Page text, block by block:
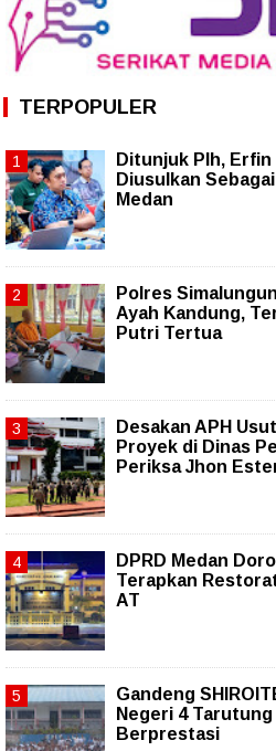
TERPOPULER
Ditunjuk Plh,
Diusulkan
Medan
Polres
Ayah Kandung,
Putri Tertua
Desakan APH
Proyek di Dinas
Periksa Jhon
DPRD Medan
Terapkan
AT
Gandeng
Negeri 4
Berprestasi